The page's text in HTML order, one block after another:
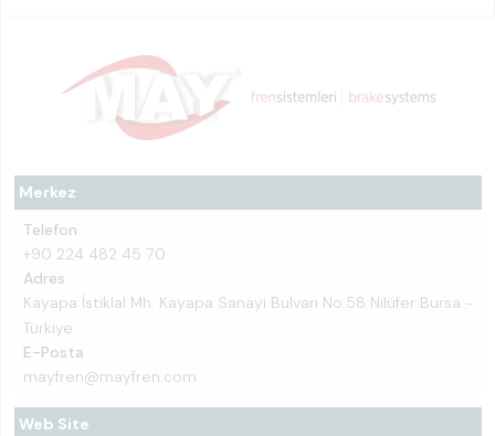
Merkez
Telefon
+90 224 482 45 70
Adres
Kayapa İstiklal Mh. Kayapa Sanayi Bulvarı No.58 Nilüfer Bursa -
Türkiye
E-Posta
mayfren@mayfren.com
Web Site